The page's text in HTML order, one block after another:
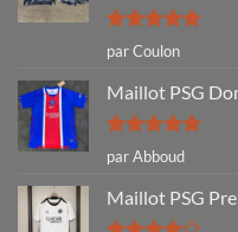
Note5sur
5
par Coulon
Maillot PSG
Note5sur
5
par Abboud
Maillot PSG